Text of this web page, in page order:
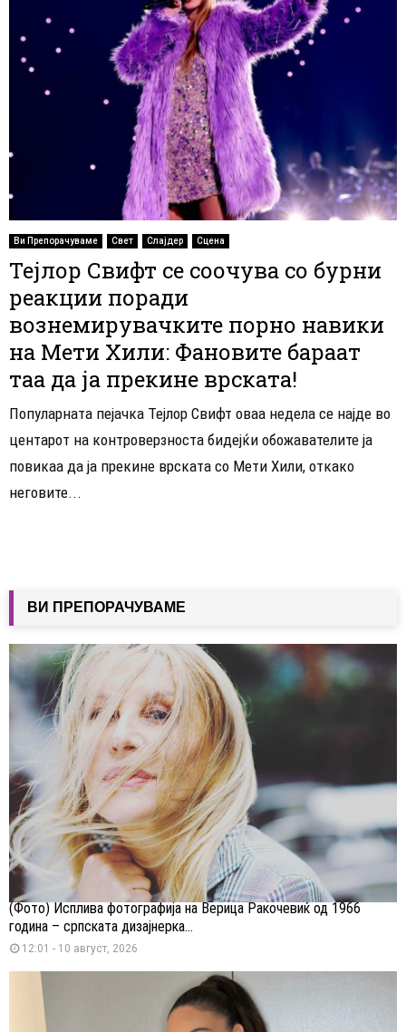
Ви Препорачуваме Свет Слајдер Сцена
Тејлор Свифт се соочува со бурни
реакции поради
вознемирувачките порно навики
на Мети Хили: Фановите бараат
таа да ја прекине врската!
Популарната пејачка Тејлор Свифт оваа недела се најде во
центарот на контроверзноста бидејќи обожавателите ја
повикаа да ја прекине врската со Мети Хили, откако
неговите...
ВИ ПРЕПОРАЧУВАМЕ
(Фото) Исплива фотографија на Верица Ракочевиќ од 1966
година – српската дизајнерка...
12:01 - 10 август, 2026